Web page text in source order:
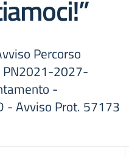
Percorso
PN2021-2027-
-
- Avviso Prot. 57173